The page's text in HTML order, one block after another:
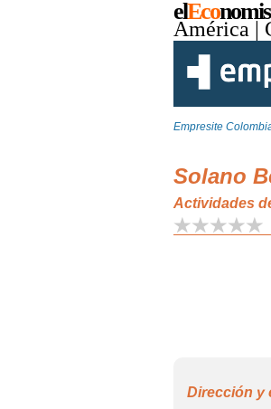
elEco
América |
Empresite
Solano
Actividades
Dirección y